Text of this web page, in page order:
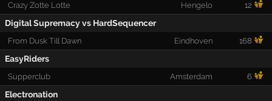
Crazy Zotte Lotte Hengelo 12
Digital Supremacy vs HardSequencer
From Dusk Till Dawn Eindhoven 168
EasyRiders
Supperclub Amsterdam 6
Electronation